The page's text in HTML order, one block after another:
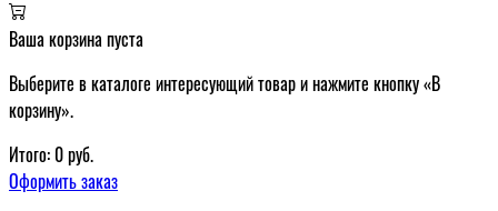
Ваша корзина пуста
Выберите в каталоге интересующий товар и нажмите кнопку «В
корзину».
Итого: 0руб.
Оформить заказ